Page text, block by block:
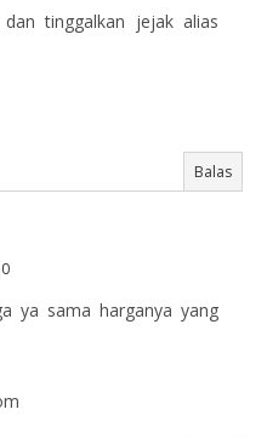
tinggalkan jejak alias
Balas
ya sama harganya yang